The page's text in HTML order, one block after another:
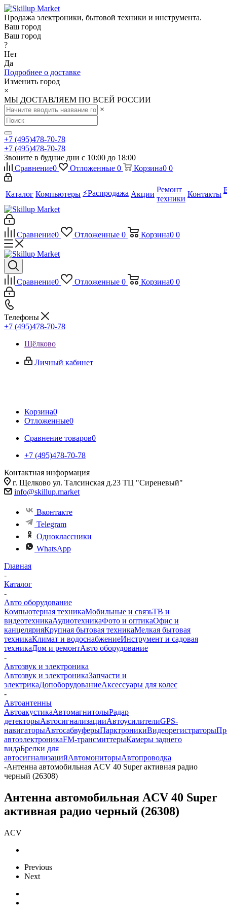
Продажа электроники, бытовой техники и инструмента.
Ваш город
Ваш город
?
Нет
Да
Подробнее о доставке
Изменить город
×
МЫ ДОСТАВЛЯЕМ ПО ВСЕЙ РОССИИ
×
+7 (495)478-70-78
+7 (495)478-70-78
Звоните в будние дни с 10:00 до 18:00
Сравнение0 Отложенные 0 Корзина0 0
Каталог Компьютеры ⚡️Распродажа Акции
Ремонт
техники
Контакты
Сравнение0 Отложенные 0 Корзина0 0
Сравнение0 Отложенные 0 Корзина0 0
Телефоны
+7 (495)478-70-78
Щёлково
Личный кабинет
Корзина0
Отложенные0
Сравнение товаров0
+7 (495)478-70-78
Контактная информация
г. Щелково ул. Талсинская д.23 ТЦ "Сиреневый"
info@skillup.market
Вконтакте
Telegram
Одноклассники
WhatsApp
Главная
-
Каталог
-
Авто оборудование
Компьютерная техникаМобильные и связьТВ и
видеотехникаАудиотехникаФото и оптикаОфис и
канцелярияКрупная бытовая техникаМелкая бытовая
техникаКлимат и водоснабжениеИнструмент и садовая
техникаДом и ремонтАвто оборудование
-
Автозвук и электроника
Автозвук и электроникаЗапчасти и
электрикаДопоборудованиеАксессуары для колес
-
Автоантенны
АвтоакустикаАвтомагнитолыРадар
детекторыАвтосигнализацииАвтоусилителиGPS-
навигаторыАвтосабвуферыПарктроникиВидеорегистраторы
автоэлектроникаFM-трансмиттерыКамеры заднего
видаБрелки для
автосигнализацийАвтомониторыАвтопроводка
-Антенна автомобильная ACV 40 Super активная радио
черный (26308)
Антенна автомобильная ACV 40 Super
активная радио черный (26308)
ACV
Previous
Next